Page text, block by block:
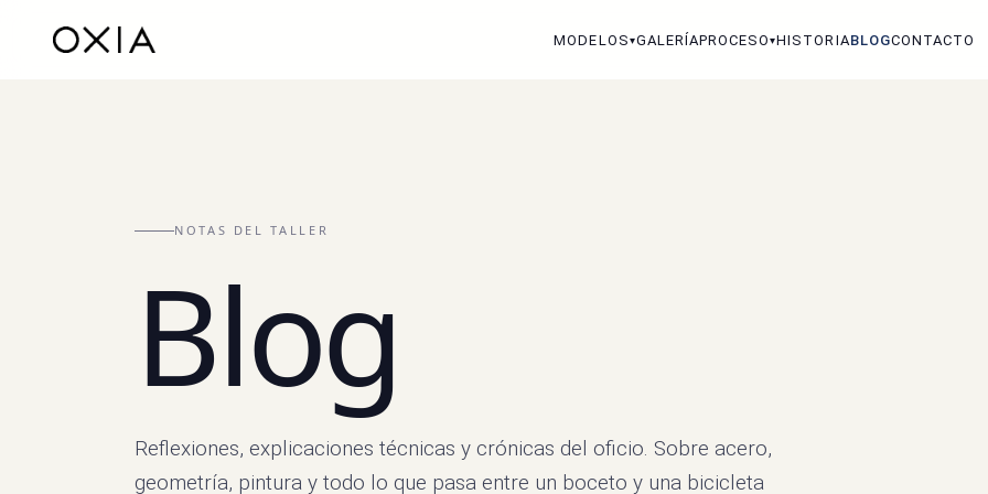
MODELOS▾GALERÍAPROCESO▾HISTORIABLOGCONTACTO
NOTAS DEL TALLER
Blog
Reflexiones, explicaciones técnicas y crónicas del oficio. Sobre acero,
geometría, pintura y todo lo que pasa entre un boceto y una bicicleta